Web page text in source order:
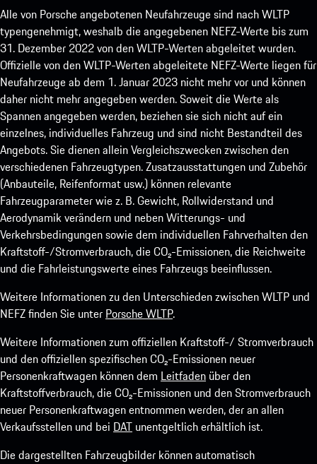
Alle von Porsche angebotenen Neufahrzeuge sind nach WLTP
typengenehmigt, weshalb die angegebenen NEFZ-Werte bis zum
31. Dezember 2022 von den WLTP-Werten abgeleitet wurden.
Offizielle von den WLTP-Werten abgeleitete NEFZ-Werte liegen für
Neufahrzeuge ab dem 1. Januar 2023 nicht mehr vor und können
daher nicht mehr angegeben werden. Soweit die Werte als
Spannen angegeben werden, beziehen sie sich nicht auf ein
einzelnes, individuelles Fahrzeug und sind nicht Bestandteil des
Angebots. Sie dienen allein Vergleichszwecken zwischen den
verschiedenen Fahrzeugtypen. Zusatzausstattungen und Zubehör
(Anbauteile, Reifenformat usw.) können relevante
Fahrzeugparameter wie z. B. Gewicht, Rollwiderstand und
Aerodynamik verändern und neben Witterungs- und
Verkehrsbedingungen sowie dem individuellen Fahrverhalten den
Kraftstoff-/Stromverbrauch, die CO₂-Emissionen, die Reichweite
und die Fahrleistungswerte eines Fahrzeugs beeinflussen.
Weitere Informationen zu den Unterschieden zwischen WLTP und
NEFZ finden Sie unter Porsche WLTP.
Weitere Informationen zum offiziellen Kraftstoff-/ Stromverbrauch
und den offiziellen spezifischen CO₂-Emissionen neuer
Personenkraftwagen können dem Leitfaden über den
Kraftstoffverbrauch, die CO₂-Emissionen und den Stromverbrauch
neuer Personenkraftwagen entnommen werden, der an allen
Verkaufsstellen und bei DAT unentgeltlich erhältlich ist.
Die dargestellten Fahrzeugbilder können automatisch